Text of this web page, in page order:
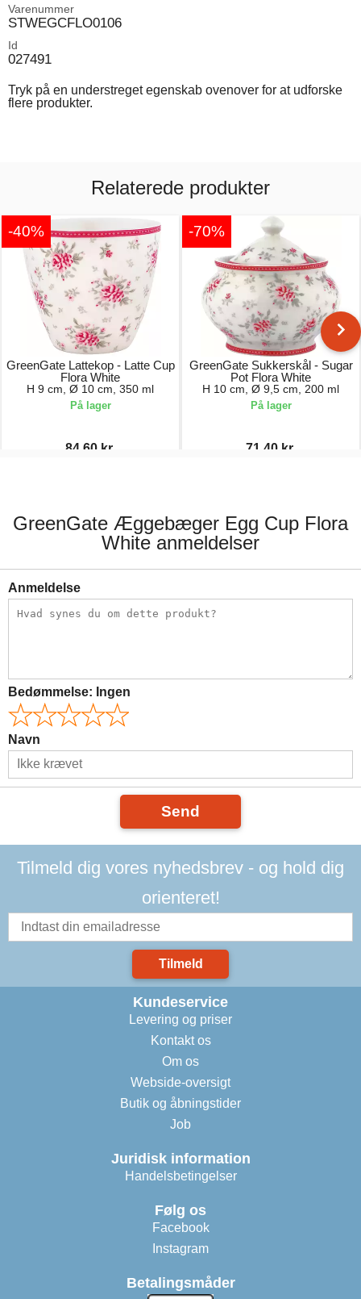
Varenummer
STWEGCFLO0106
Id
027491
Tryk på en understreget egenskab ovenover for at udforske
flere produkter.
Relaterede produkter
-40%
GreenGate Lattekop - Latte Cup
Flora White
H 9 cm, Ø 10 cm, 350 ml
På lager
84,60 kr.
-70%
GreenGate Sukkerskål - Sugar
Pot Flora White
H 10 cm, Ø 9,5 cm, 200 ml
På lager
71,40 kr.
GreenGate Æggebæger Egg Cup Flora
White anmeldelser
Anmeldelse
Bedømmelse: Ingen
Navn
Send
Tilmeld dig vores nyhedsbrev - og hold dig
orienteret!
Tilmeld
Kundeservice
Levering og priser
Kontakt os
Om os
Webside-oversigt
Butik og åbningstider
Job
Juridisk information
Handelsbetingelser
Følg os
Facebook
Instagram
Betalingsmåder